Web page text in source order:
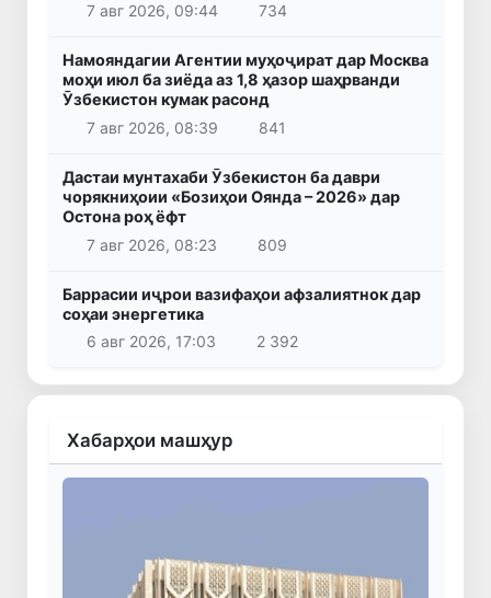
7 авг 2026, 09:44
734
Намояндагии Агентии муҳоҷират дар Москва
моҳи июл ба зиёда аз 1,8 ҳазор шаҳрванди
Ӯзбекистон кумак расонд
7 авг 2026, 08:39
841
Дастаи мунтахаби Ӯзбекистон ба даври
чорякниҳоии «Бозиҳои Оянда – 2026» дар
Остона роҳ ёфт
7 авг 2026, 08:23
809
Баррасии иҷрои вазифаҳои афзалиятнок дар
соҳаи энергетика
6 авг 2026, 17:03
2 392
Хабарҳои машҳур